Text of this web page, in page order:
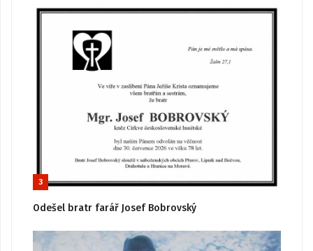
3
Odešel bratr farář Josef Bobrovský